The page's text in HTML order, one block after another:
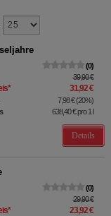
0
39,90 €
* 31,92 €
7,98 €(20%)
638,40 €pro 1 l
Details
0
29,90 €
* 23,92 €